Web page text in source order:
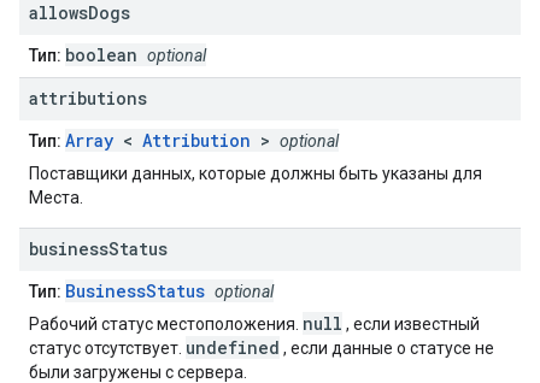
allowsDogs
Тип: boolean optional
attributions
Тип: Array < Attribution > optional
Поставщики данных, которые должны быть указаны для
Места.
businessStatus
Тип: BusinessStatus optional
Рабочий статус местоположения. null , если известный
статус отсутствует. undefined , если данные о статусе не
были загружены с сервера.